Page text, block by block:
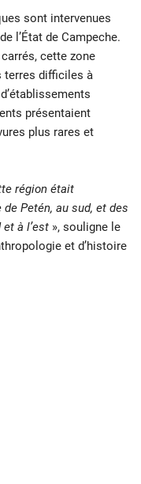
sont intervenues
l’État de Campeche.
cette zone
terres difficiles à
présentaient
plus rares et
région était
Petén, au sud, et des
à l’est », souligne le
et d’histoire